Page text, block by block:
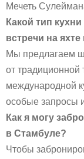
Мечеть
Какой тип
встречи на
Мы предлагаем
от традиционной
международной
особые запросы
Как я могу
в Стамбуле?
Чтобы